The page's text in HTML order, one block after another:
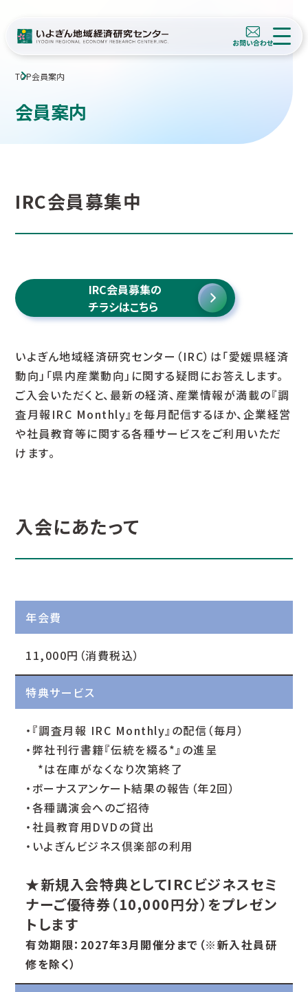
TOP会員案内
会員案内
IRC会員募集中
IRC会員募集の
チラシはこちら
いよぎん地域経済研究センター（IRC）は「愛媛県経済
動向」「県内産業動向」に関する疑問にお答えします。
ご入会いただくと、最新の経済、産業情報が満載の『調
査月報IRC Monthly』を毎月配信するほか、企業経営
や社員教育等に関する各種サービスをご利用いただ
けます。
入会にあたって
年会費
11,000円（消費税込）
特典サービス
・『調査月報 IRC Monthly』の配信（毎月）
・弊社刊行書籍『伝統を綴る*』の進呈
*は在庫がなくなり次第終了
・ボーナスアンケート結果の報告（年2回）
・各種講演会へのご招待
・社員教育用DVDの貸出
・いよぎんビジネス倶楽部の利用
★新規入会特典としてIRCビジネスセミ
ナーご優待券（10,000円分）をプレゼン
トします
有効期限：2027年3月開催分まで（※新入社員研
修を除く）